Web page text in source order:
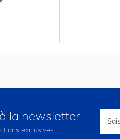
la newsletter
exclusives
lettre